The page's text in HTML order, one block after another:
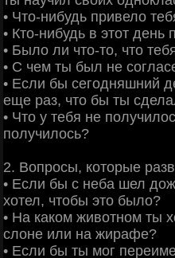
• Что-нибудь привело
• Кто-нибудь в этот
• Было ли что-то, что
• С чем ты был не
• Если бы сегодняшний
еще раз, что бы ты
• Что у тебя не
получилось?
2. Вопросы, которые
• Если бы с неба шел
хотел, чтобы это было?
• На каком животном ты
слоне или на жирафе?
• Если бы ты мог